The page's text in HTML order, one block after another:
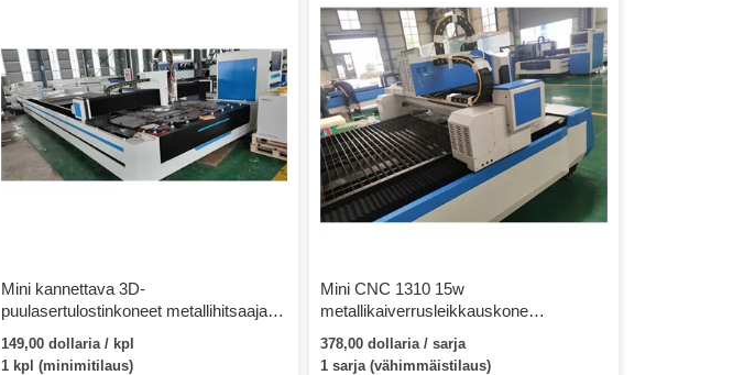
Mini kannettava 3D-
puulasertulostinkoneet metallihitsaajat
tulostuskaiverruskone
149,00 dollaria / kpl
1 kpl (minimitilaus)
Mini CNC 1310 15w
metallikaiverrusleikkauskone
metallireititin
378,00 dollaria / sarja
1 sarja (vähimmäistilaus)